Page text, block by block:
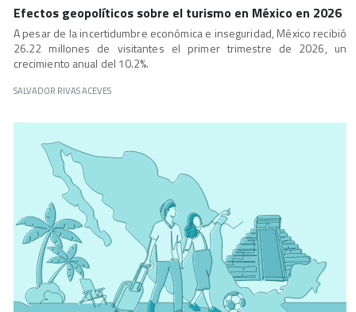
Efectos geopolíticos sobre el turismo en México en 2026
A pesar de la incertidumbre económica e inseguridad, México recibió
26.22 millones de visitantes el primer trimestre de 2026, un
crecimiento anual del 10.2%.
SALVADOR RIVAS ACEVES